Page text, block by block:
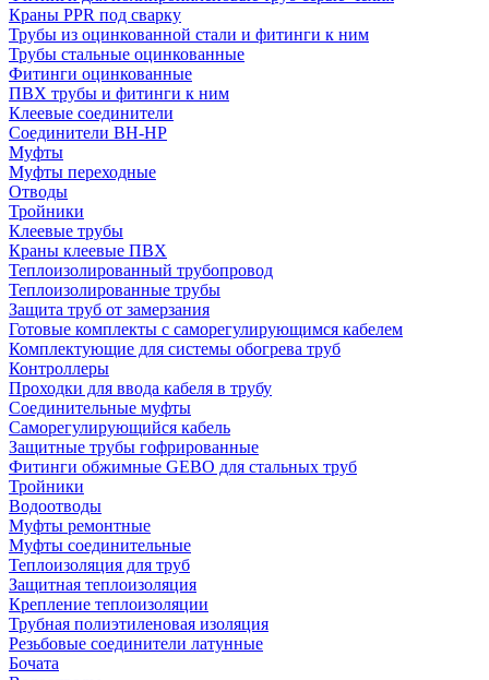
Краны PPR под сварку
Трубы из оцинкованной стали и фитинги к ним
Трубы стальные оцинкованные
Фитинги оцинкованные
ПВХ трубы и фитинги к ним
Клеевые соединители
Соединители ВН-НР
Муфты
Муфты переходные
Отводы
Тройники
Клеевые трубы
Краны клеевые ПВХ
Теплоизолированный трубопровод
Теплоизолированные трубы
Защита труб от замерзания
Готовые комплекты с саморегулирующимся кабелем
Комплектующие для системы обогрева труб
Контроллеры
Проходки для ввода кабеля в трубу
Соединительные муфты
Саморегулирующийся кабель
Защитные трубы гофрированные
Фитинги обжимные GEBO для стальных труб
Тройники
Водоотводы
Муфты ремонтные
Муфты соединительные
Теплоизоляция для труб
Защитная теплоизоляция
Крепление теплоизоляции
Трубная полиэтиленовая изоляция
Резьбовые соединители латунные
Бочата